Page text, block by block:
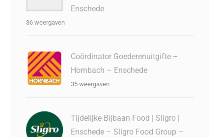
Enschede
36 weergaven
Coördinator Goederenuitgifte –
Hornbach – Enschede
35 weergaven
Tijdelijke Bijbaan Food | Sligro |
Enschede – Sligro Food Group –